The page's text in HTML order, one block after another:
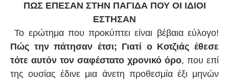
ΠΩΣ ΕΠΕΣΑΝ ΣΤΗΝ ΠΑΓΙΔΑ ΠΟΥ ΟΙ ΙΔΙΟΙ
ΕΣΤΗΣΑΝ
Το ερώτημα που προκύπτει είναι βέβαια εύλογο!
Πώς την πάτησαν έτσι; Γιατί ο Κοτζιάς έθεσε
τότε αυτόν τον σαφέστατο χρονικό όρο, που επί
της ουσίας έδινε μια άνετη προθεσμία έξι μηνών